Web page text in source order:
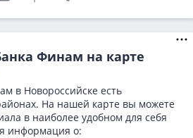
Финам на карте
в Новороссийске есть
На нашей карте вы можете
в наиболее удобном для себя
информация о: